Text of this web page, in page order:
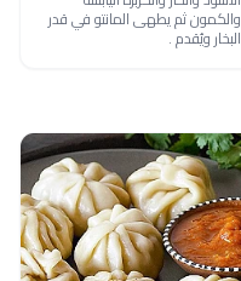
والكمون ثم يطهى المانتو في قدر
البخار ويُقدم .